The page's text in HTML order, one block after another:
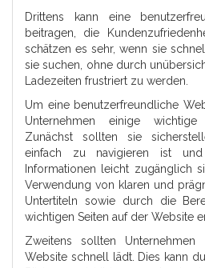
Drittens kann eine
beitragen, die
schätzen es sehr, wenn sie
sie suchen, ohne durch
Ladezeiten frustriert zu werden.
Um eine benutzerfreundliche
Unternehmen einige wichtige
Zunächst sollten sie
einfach zu navigieren ist
Informationen leicht zugänglich
Verwendung von klaren und
Untertiteln sowie durch die
wichtigen Seiten auf der Website
Zweitens sollten Unternehmen
Website schnell lädt. Dies kann